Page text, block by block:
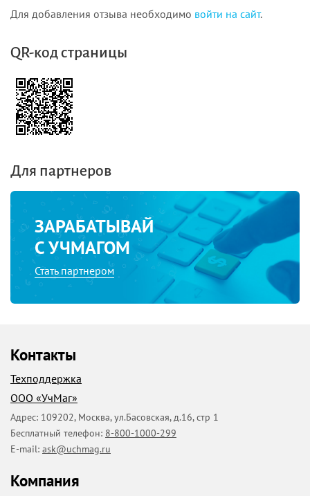
Для добавления отзыва необходимо войти на сайт.
QR-код страницы
Для партнеров
ЗАРАБАТЫВАЙ
С УЧМАГОМ
Стать партнером
Контакты
Техподдержка
ООО «УчМаг»
Адрес: 109202, Москва,ул.Басовская, д.16, стр 1
Бесплатный телефон: 8-800-1000-299
E-mail: ask@uchmag.ru
Компания